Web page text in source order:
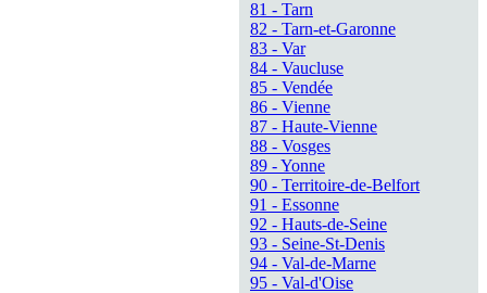
81 - Tarn
82 - Tarn-et-Garonne
83 - Var
84 - Vaucluse
85 - Vendée
86 - Vienne
87 - Haute-Vienne
88 - Vosges
89 - Yonne
90 - Territoire-de-Belfort
91 - Essonne
92 - Hauts-de-Seine
93 - Seine-St-Denis
94 - Val-de-Marne
95 - Val-d'Oise